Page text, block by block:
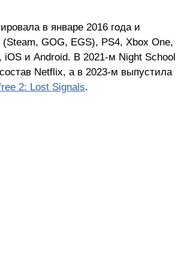
в январе 2016 года и
(Steam, GOG, EGS), PS4, Xbox One,
iOS и Android. В 2021-м Night School
Netflix, а в 2023-м выпустила
2: Lost Signals.